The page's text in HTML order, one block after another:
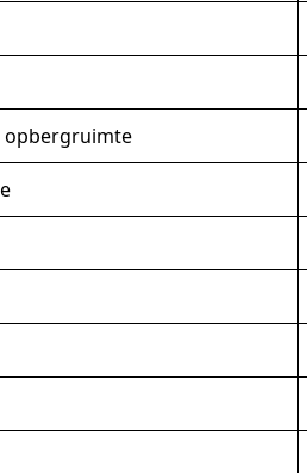
opbergruimte